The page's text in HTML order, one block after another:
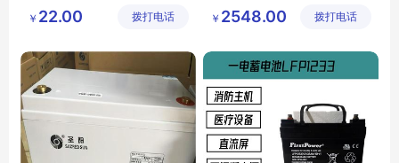
有限公司
￥ 22.00 拨打电话
有限公司
￥ 2548.00 拨打电话